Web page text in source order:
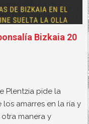
Bizkaia 20
Plentzia pide la
amarres en la ría y
manera y